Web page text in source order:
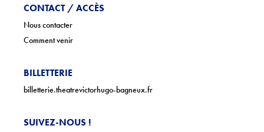
CONTACT / ACCÈS
Nous contacter
Comment venir
BILLETTERIE
billetterie.theatrevictorhugo-bagneux.fr
SUIVEZ-NOUS !